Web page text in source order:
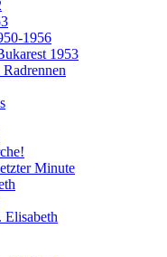
1956
1953
Minute